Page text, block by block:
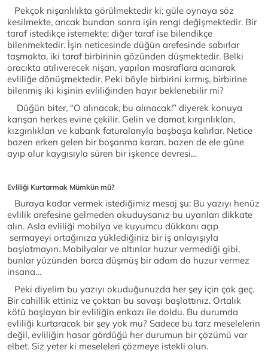
Pekçok nişanlılıkta görülmektedir ki; güle oynaya söz
kesilmekte, ancak bundan sonra işin rengi değişmektedir. Bir
taraf istedikçe istemekte; diğer taraf ise bilendikçe
bilenmektedir. İşin neticesinde düğün arefesinde sabırlar
taşmakta, iki taraf birbirinin gözünden düşmektedir. Belki
oracıkta atılıverecek nişan, yapılan masraflara acınarak
evliliğe dönüşmektedir. Peki böyle birbirini kırmış, birbirine
bilenmiş iki kişinin evliliğinden hayır beklenebilir mi?
Düğün biter, “O alınacak, bu alınacak!” diyerek konuya
karışan herkes evine çekilir. Gelin ve damat kırgınlıkları,
kızgınlıkları ve kabarık faturalarıyla başbaşa kalırlar. Netice
bazen erken gelen bir boşanma kararı, bazen de ele güne
ayıp olur kaygısıyla süren bir işkence devresi…
Evliliği Kurtarmak Mümkün mü?
Buraya kadar vermek istediğimiz mesaj şu: Bu yazıyı henüz
evlilik arefesine gelmeden okuduysanız bu uyarıları dikkate
alın. Asla evliliği mobilya ve kuyumcu dükkanı açıp
sermayeyi ortağınıza yüklediğiniz bir iş anlayışıyla
başlatmayın. Mobilyalar ve altınlar huzur vermediği gibi,
bunlar yüzünden borca düşmüş bir adam da huzur vermez
insana…
Peki diyelim bu yazıyı okuduğunuzda her şey için çok geç.
Bir cahillik ettiniz ve çoktan bu savaşı başlattınız. Ortalık
kötü başlayan bir evliliğin enkazı ile doldu. Bu durumda
evliliği kurtaracak bir şey yok mu? Sadece bu tarz meselelerin
değil, evliliğin hasar gördüğü her durumun bir çözümü var
elbet. Siz yeter ki meseleleri çözmeye istekli olun.